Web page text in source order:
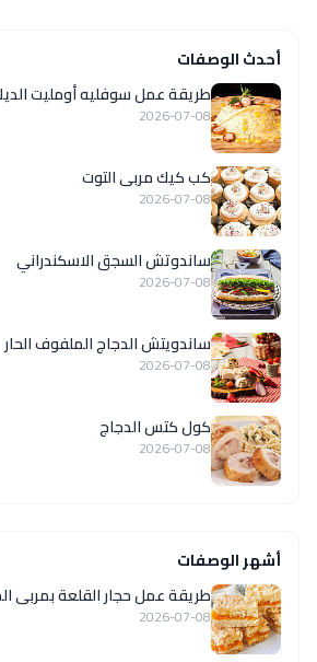
أحدث الوصفات
طريقة عمل سوفليه أومليت
2026-07-08
كب كيك مربى التوت
2026-07-08
ساندوتش السجق الاسكندراني
2026-07-08
ساندويتش الدجاج الملفوف الحار
2026-07-08
كول كتس الدجاج
2026-07-08
أشهر الوصفات
طريقة عمل حجار القلعة
2026-07-08